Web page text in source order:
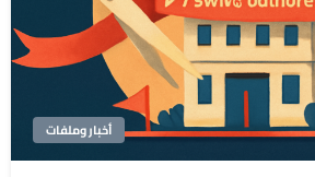
أخبار وملفات